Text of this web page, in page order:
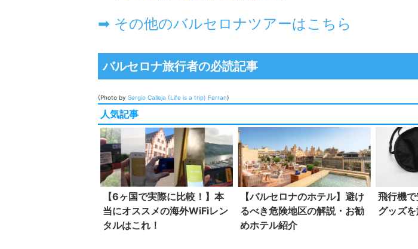
バルセロナ旅行者の必読記事
(Photo by Sergio Calleja (Life is a trip) Ferran)
人気記事
【6ヶ国で実際に比較！】本
当にオススメの海外WiFiレン
タルはこれ！
【バルセロナのホテル】避け
るべき危険地区の解説・お勧
めホテル紹介
飛行機
グッズ